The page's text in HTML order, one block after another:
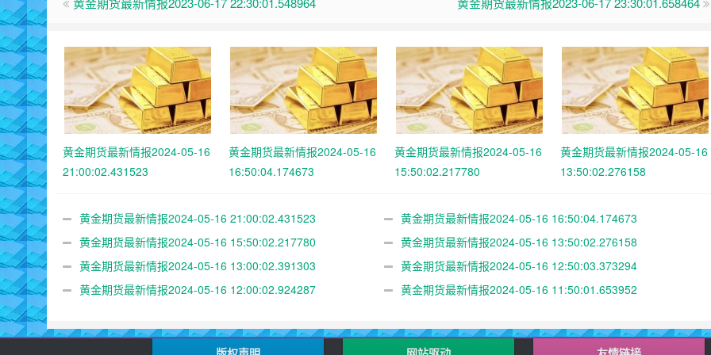
黄金期货最新情报2024-05-16
21:00:02.431523
黄金期货最新情报2024-05-16
16:50:04.174673
黄金期货最新情报2024-05-16
15:50:02.217780
黄金期货最新情报2024-05-16
13:50:02.276158
黄金期货最新情报2024-05-16 21:00:02.431523
黄金期货最新情报2024-05-16 16:50:04.174673
黄金期货最新情报2024-05-16 15:50:02.217780
黄金期货最新情报2024-05-16 13:50:02.276158
黄金期货最新情报2024-05-16 13:00:02.391303
黄金期货最新情报2024-05-16 12:50:03.373294
黄金期货最新情报2024-05-16 12:00:02.924287
黄金期货最新情报2024-05-16 11:50:01.653952